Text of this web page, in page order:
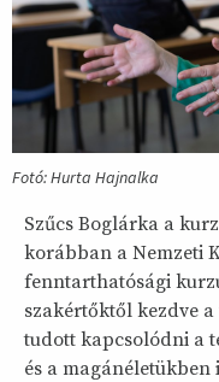
Fotó: Hurta Hajnalka
Szűcs Boglárka a
korábban a Nemzeti
fenntarthatósági
szakértőktől kezdve
tudott kapcsolódni a
és a magánéletükben